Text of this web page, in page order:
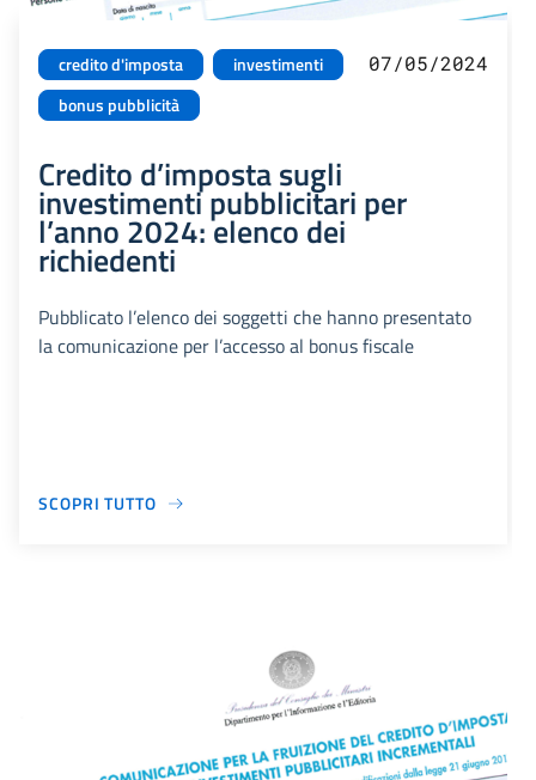
credito d'imposta
investimenti
bonus pubblicità
07/05/2024
Credito d’imposta sugli
investimenti pubblicitari per
l’anno 2024: elenco dei
richiedenti
Pubblicato l’elenco dei soggetti che hanno presentato
la comunicazione per l’accesso al bonus fiscale
SCOPRI TUTTO